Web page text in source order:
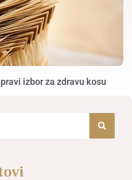
izbor za zdravu kosu